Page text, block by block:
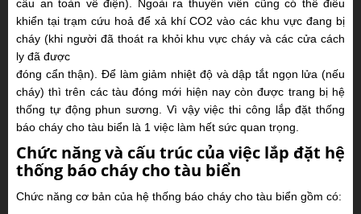
cầu an toàn về điện). Ngoài ra thuyền viên cũng có thể điều
khiển tại trạm cứu hoả để xả khí CO2 vàocác khu vực đang bị
cháy (khi người đã thoát ra khỏi khu vực cháy và các cửa cách
ly đã được
đóng cẩn thận). Để làm giảm nhiệt độ và dập tắt ngọn lửa (nếu
cháy) thì trên các tàu đóng mới hiện nay còn được trang bị hệ
thống tự động phun sương. Vì vậy việc thi công lắp đặt thống
báo cháy cho tàu biển là 1 việc làm hết sức quan trọng.
Chức năng và cấu trúc của việc lắp đặt hệ
thống báo cháy cho tàu biển
Chức năng cơ bản của hệ thống báo cháy cho tàu biển gồm có: